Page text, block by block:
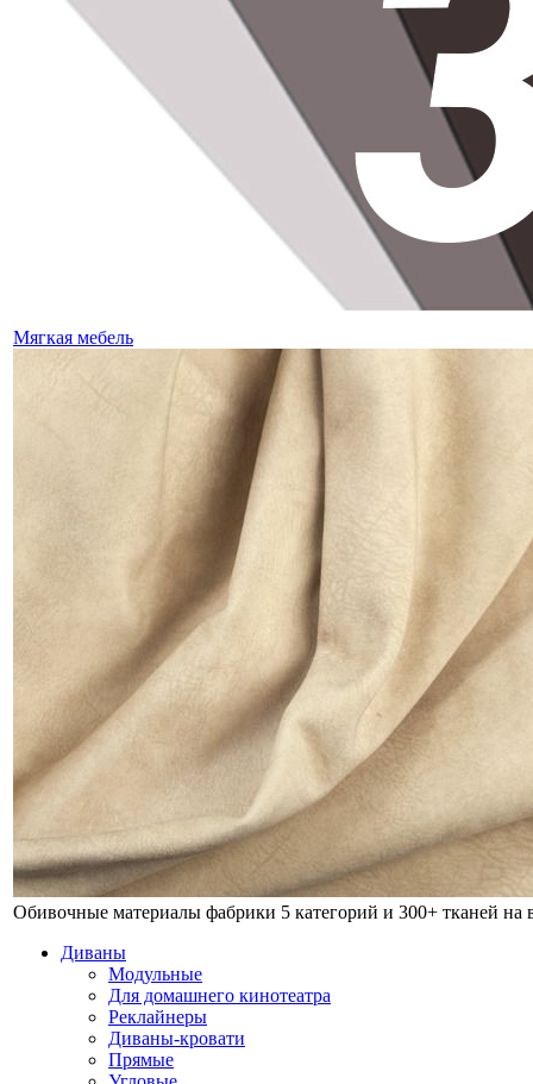
Мягкая мебель
Обивочные материалы фабрики 5 категорий и 300+ тканей на
Диваны
Модульные
Для домашнего кинотеатра
Реклайнеры
Диваны-кровати
Прямые